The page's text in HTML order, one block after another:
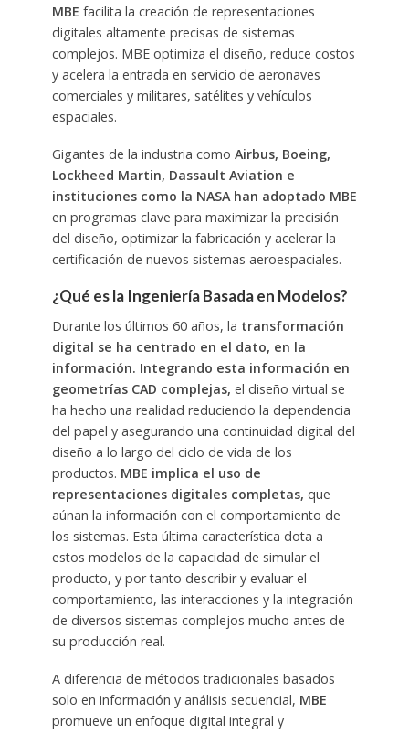
MBE facilita la creación de representaciones
digitales altamente precisas de sistemas
complejos. MBE optimiza el diseño, reduce costos
y acelera la entrada en servicio de aeronaves
comerciales y militares, satélites y vehículos
espaciales.
Gigantes de la industria como Airbus, Boeing,
Lockheed Martin, Dassault Aviation e
instituciones como la NASA han adoptado MBE
en programas clave para maximizar la precisión
del diseño, optimizar la fabricación y acelerar la
certificación de nuevos sistemas aeroespaciales.
¿Qué es la Ingeniería Basada en Modelos?
Durante los últimos 60 años, la transformación
digital se ha centrado en el dato, en la
información. Integrando esta información en
geometrías CAD complejas, el diseño virtual se
ha hecho una realidad reduciendo la dependencia
del papel y asegurando una continuidad digital del
diseño a lo largo del ciclo de vida de los
productos. MBE implica el uso de
representaciones digitales completas, que
aúnan la información con el comportamiento de
los sistemas. Esta última característica dota a
estos modelos de la capacidad de simular el
producto, y por tanto describir y evaluar el
comportamiento, las interacciones y la integración
de diversos sistemas complejos mucho antes de
su producción real.
A diferencia de métodos tradicionales basados
solo en información y análisis secuencial, MBE
promueve un enfoque digital integral y